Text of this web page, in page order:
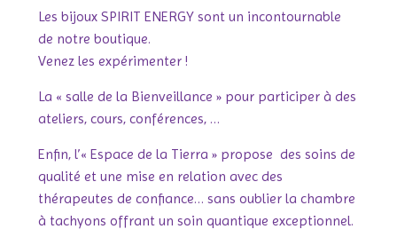
Les bijoux SPIRIT ENERGY sont un incontournable
de notre boutique.
Venez les expérimenter !
La « salle de la Bienveillance » pour participer à des
ateliers, cours, conférences, …
Enfin, l’« Espace de la Tierra » propose des soins de
qualité et une mise en relation avec des
thérapeutes de confiance… sans oublier la chambre
à tachyons offrant un soin quantique exceptionnel.